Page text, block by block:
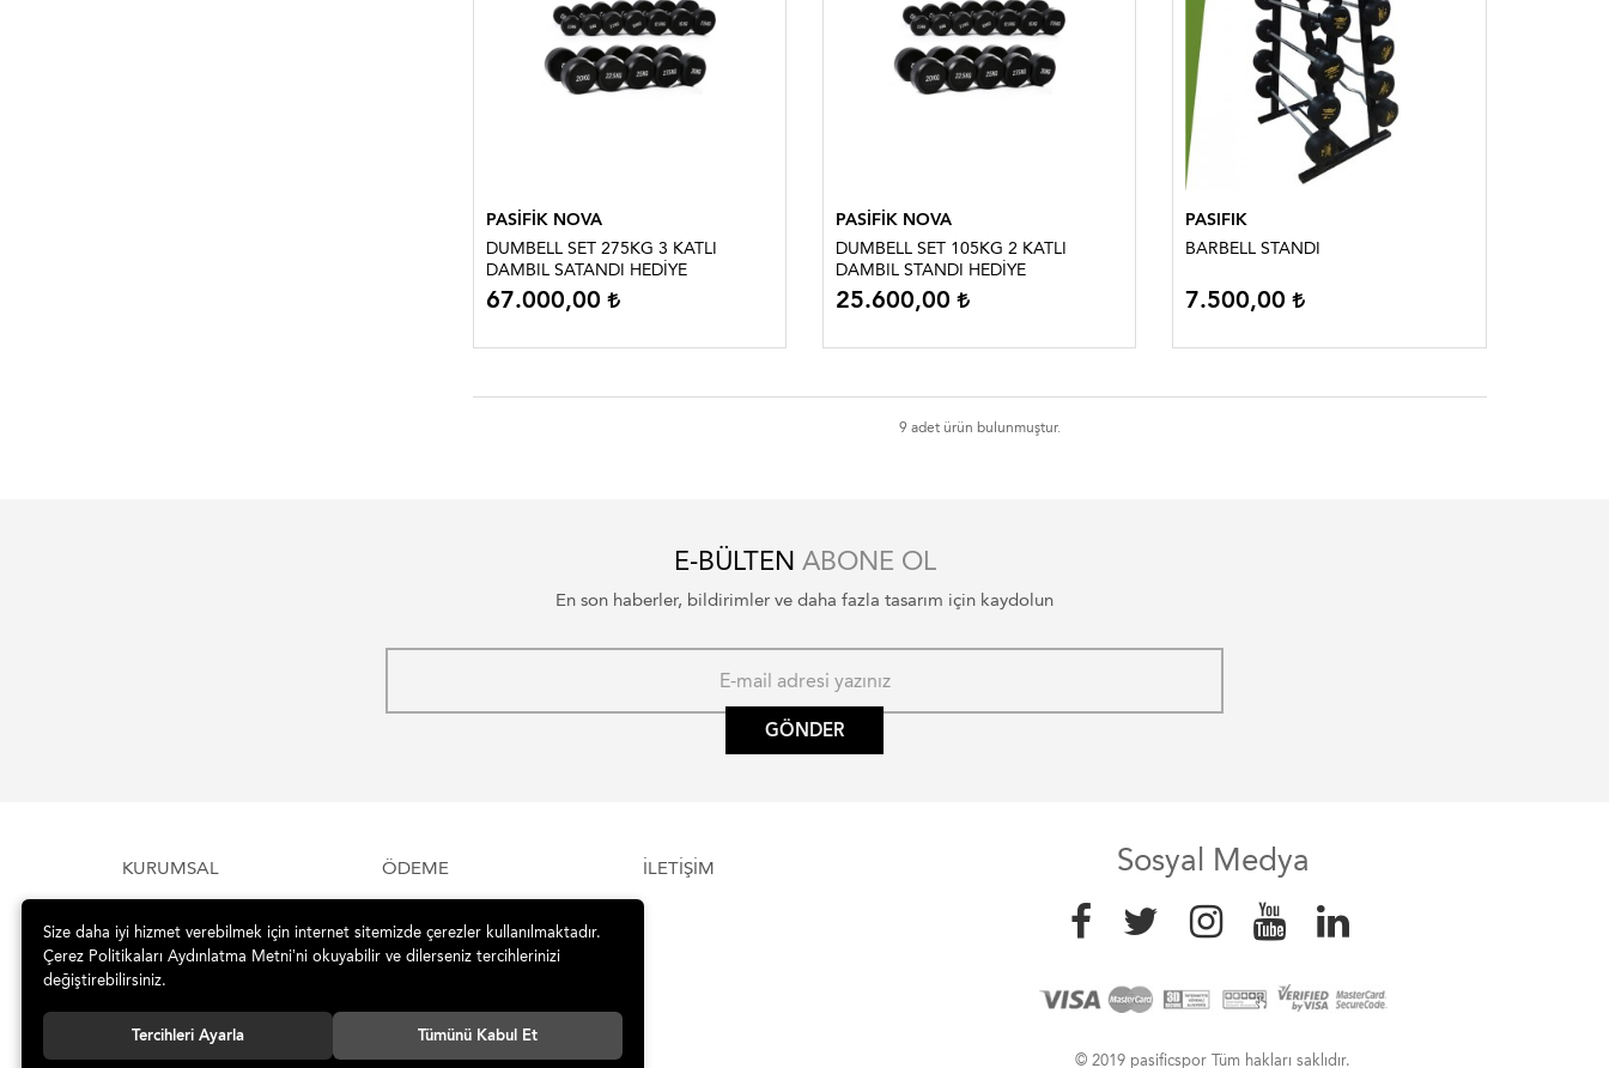
PASİFİK NOVA
DUMBELL SET 275KG 3 KATLI
DAMBIL SATANDI HEDİYE
67.000,00
PASİFİK NOVA
DUMBELL SET 105KG 2 KATLI
DAMBIL STANDI HEDİYE
25.600,00
PASIFIK
BARBELL STANDI
7.500,00
9 adet ürün bulunmuştur.
E-BÜLTEN ABONE OL
En son haberler, bildirimler ve daha fazla tasarım için kaydolun
GÖNDER
KURUMSAL ÖDEME İLETİŞİM Sosyal Medya
© 2019 pasificspor Tüm hakları saklıdır.
Size daha iyi hizmet verebilmek için internet sitemizde çerezler kullanılmaktadır.
Çerez Politikaları Aydınlatma Metni’ni okuyabilir ve dilerseniz tercihlerinizi
değiştirebilirsiniz.
Tercihleri Ayarla Tümünü Kabul Et